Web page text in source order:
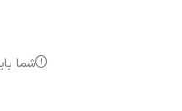
شما